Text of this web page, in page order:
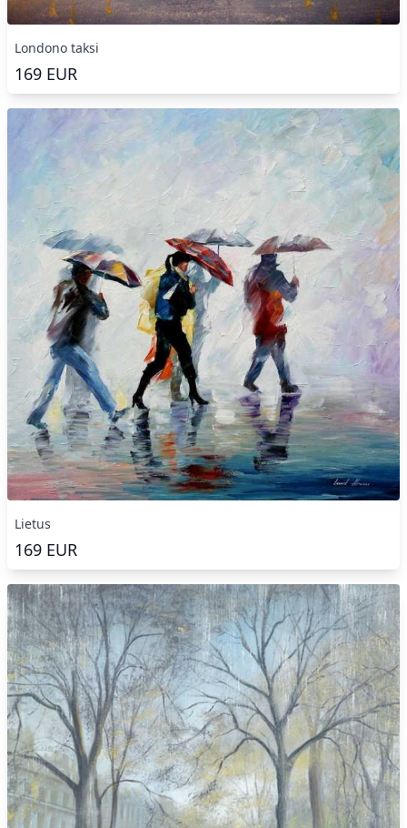
Londono taksi
169 EUR
Lietus
169 EUR